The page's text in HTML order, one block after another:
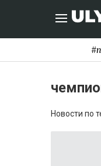
Новости по